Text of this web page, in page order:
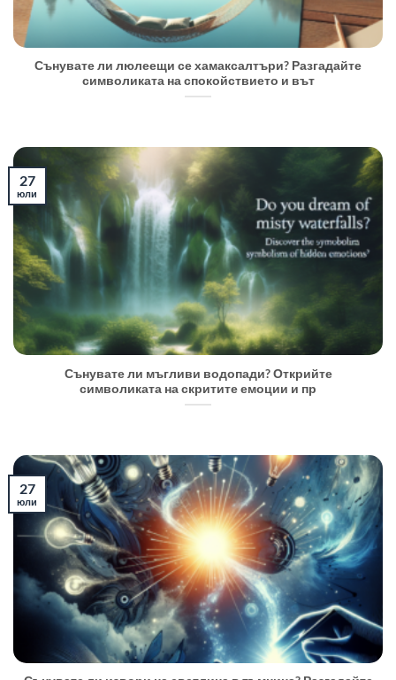
Сънувате ли люлеещи се хамаксалтъри? Разгадайте
символиката на спокойствието и вът
Сънувате ли мъгливи водопади? Открийте
символиката на скритите емоции и пр
27
юли
27
юли